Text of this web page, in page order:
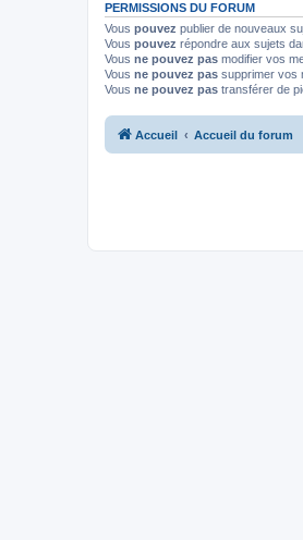
PERMISSIONS DU FORUM
Vous pouvez publier de nouveaux
Vous pouvez répondre aux sujets
Vous ne pouvez pas modifier vos
Vous ne pouvez pas supprimer vos
Vous ne pouvez pas transférer de
Accueil Accueil du forum